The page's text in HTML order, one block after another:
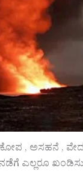
ಕೋಪ , ಅಸಹನೆ ,